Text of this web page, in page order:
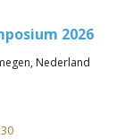
2026
Nederland